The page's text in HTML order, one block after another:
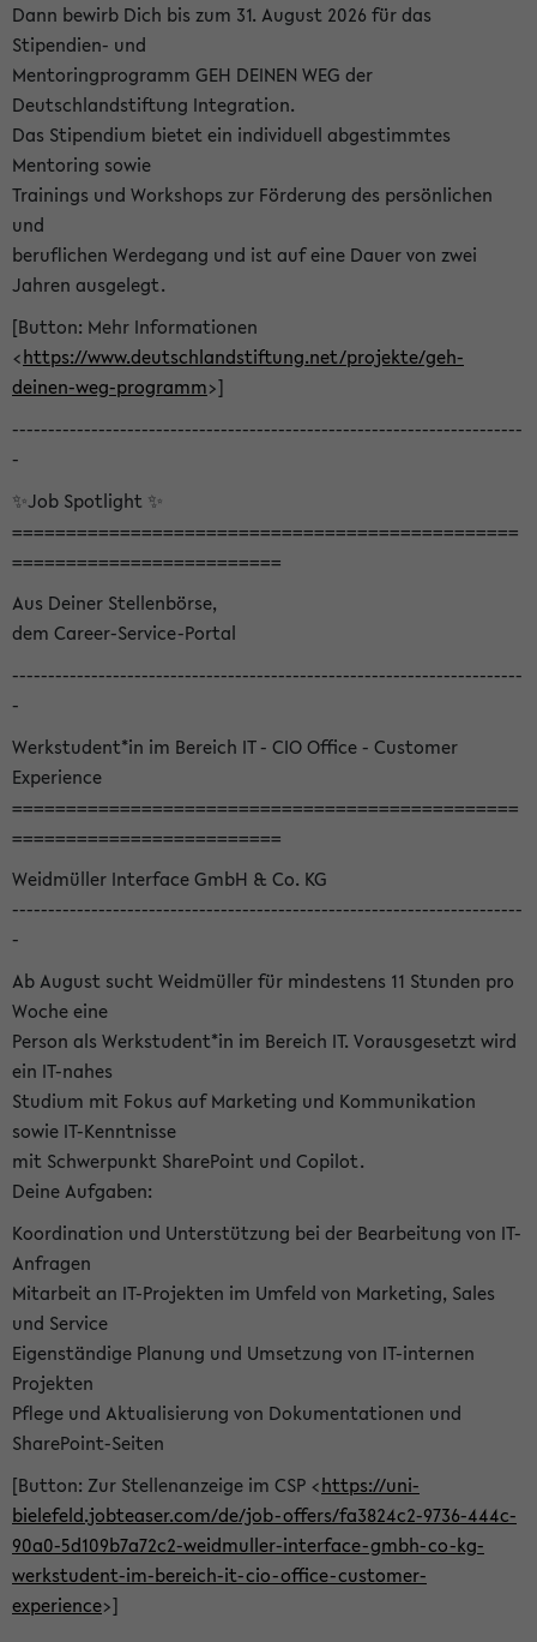
Dann bewirb Dich bis zum 31. August 2026 für das
Stipendien- und
Mentoringprogramm GEH DEINEN WEG der
Deutschlandstiftung Integration.
Das Stipendium bietet ein individuell abgestimmtes
Mentoring sowie
Trainings und Workshops zur Förderung des persönlichen
und
beruflichen Werdegang und ist auf eine Dauer von zwei
Jahren ausgelegt.
[Button: Mehr Informationen
<https://www.deutschlandstiftung.net/projekte/geh-
deinen-weg-programm>]
-----------------------------------------------------------------------
-
✨Job Spotlight ✨
===============================================
=========================
Aus Deiner Stellenbörse,
dem Career-Service-Portal
-----------------------------------------------------------------------
-
Werkstudent*in im Bereich IT - CIO Office - Customer
Experience
===============================================
=========================
Weidmüller Interface GmbH & Co. KG
-----------------------------------------------------------------------
-
Ab August sucht Weidmüller für mindestens 11 Stunden pro
Woche eine
Person als Werkstudent*in im Bereich IT. Vorausgesetzt wird
ein IT-nahes
Studium mit Fokus auf Marketing und Kommunikation
sowie IT-Kenntnisse
mit Schwerpunkt SharePoint und Copilot.
Deine Aufgaben:
Koordination und Unterstützung bei der Bearbeitung von IT-
Anfragen
Mitarbeit an IT-Projekten im Umfeld von Marketing, Sales
und Service
Eigenständige Planung und Umsetzung von IT-internen
Projekten
Pflege und Aktualisierung von Dokumentationen und
SharePoint-Seiten
[Button: Zur Stellenanzeige im CSP <https://uni-
bielefeld.jobteaser.com/de/job-offers/fa3824c2-9736-444c-
90a0-5d109b7a72c2-weidmuller-interface-gmbh-co-kg-
werkstudent-im-bereich-it-cio-office-customer-
experience>]